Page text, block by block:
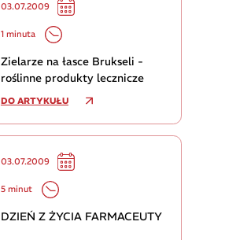
03.07.2009
1 minuta
Zielarze na łasce Brukseli -
roślinne produkty lecznicze
DO ARTYKUŁU
03.07.2009
5 minut
DZIEŃ Z ŻYCIA FARMACEUTY